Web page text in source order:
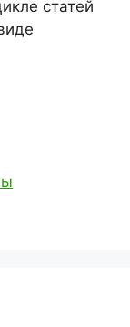
статей